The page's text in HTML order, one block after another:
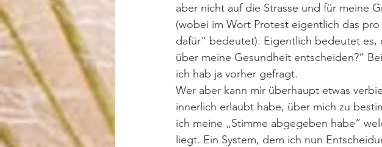
aber nicht auf die Strasse und für meine
(wobei im Wort Protest eigentlich das
dafür“ bedeutet). Eigentlich bedeutet es,
über meine Gesundheit entscheiden?“
ich hab ja vorher gefragt.
Wer aber kann mir überhaupt etwas
innerlich erlaubt habe, über mich zu
ich meine „Stimme abgegeben habe“
liegt. Ein System, dem ich nun